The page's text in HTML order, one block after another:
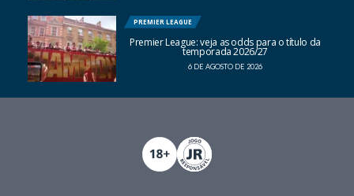
PREMIER LEAGUE
Premier League: veja as odds para o título da
temporada 2026/27
6 DE AGOSTO DE 2026